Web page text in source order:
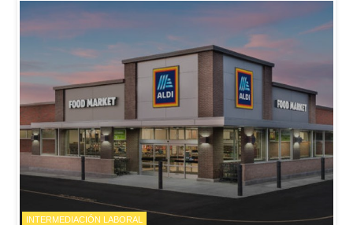
INTERMEDIACIÓN LABORAL